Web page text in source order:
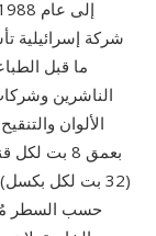
ما قبل
الناشرين
الألوان
(32 بت لكل
حسب السطر